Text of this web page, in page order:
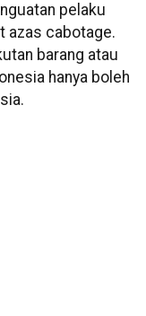
pelaku
azas cabotage.
barang atau
hanya boleh